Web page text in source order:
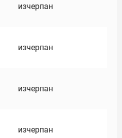
изчерпан
изчерпан
изчерпан
изчерпан